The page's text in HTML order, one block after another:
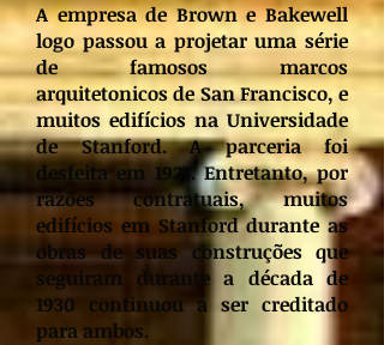
A empresa de Brown e Bakewell
logo passou a projetar uma série
de famosos marcos
arquitetonicos de San Francisco, e
muitos edifícios na Universidade
de Stanford. A parceria foi
desfeita em 1927. Entretanto, por
razões contratuais, muitos
edifícios em Stanford durante as
obras de suas construções que
seguiram durante a década de
1930 continuou a ser creditado
para ambos.